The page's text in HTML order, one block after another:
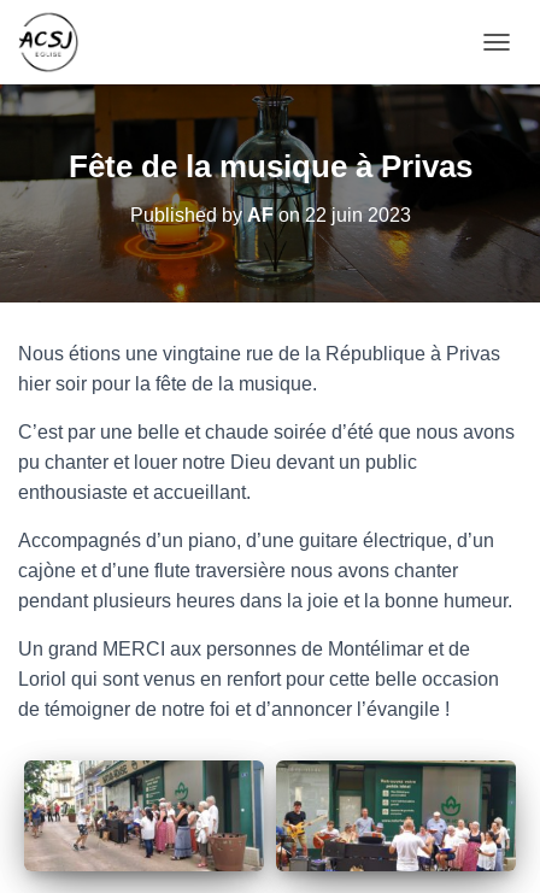
Fête de la musique à Privas
Published byAFon22 juin 2023
Nous étions une vingtaine rue de la République à Privas
hier soir pour la fête de la musique.
C’est par une belle et chaude soirée d’été que nous avons
pu chanter et louer notre Dieu devant un public
enthousiaste et accueillant.
Accompagnés d’un piano, d’une guitare électrique, d’un
cajòne et d’une flute traversière nous avons chanter
pendant plusieurs heures dans la joie et la bonne humeur.
Un grand MERCI aux personnes de Montélimar et de
Loriol qui sont venus en renfort pour cette belle occasion
de témoigner de notre foi et d’annoncer l’évangile !